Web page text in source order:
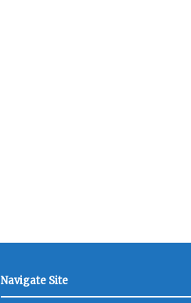
Navigate Site